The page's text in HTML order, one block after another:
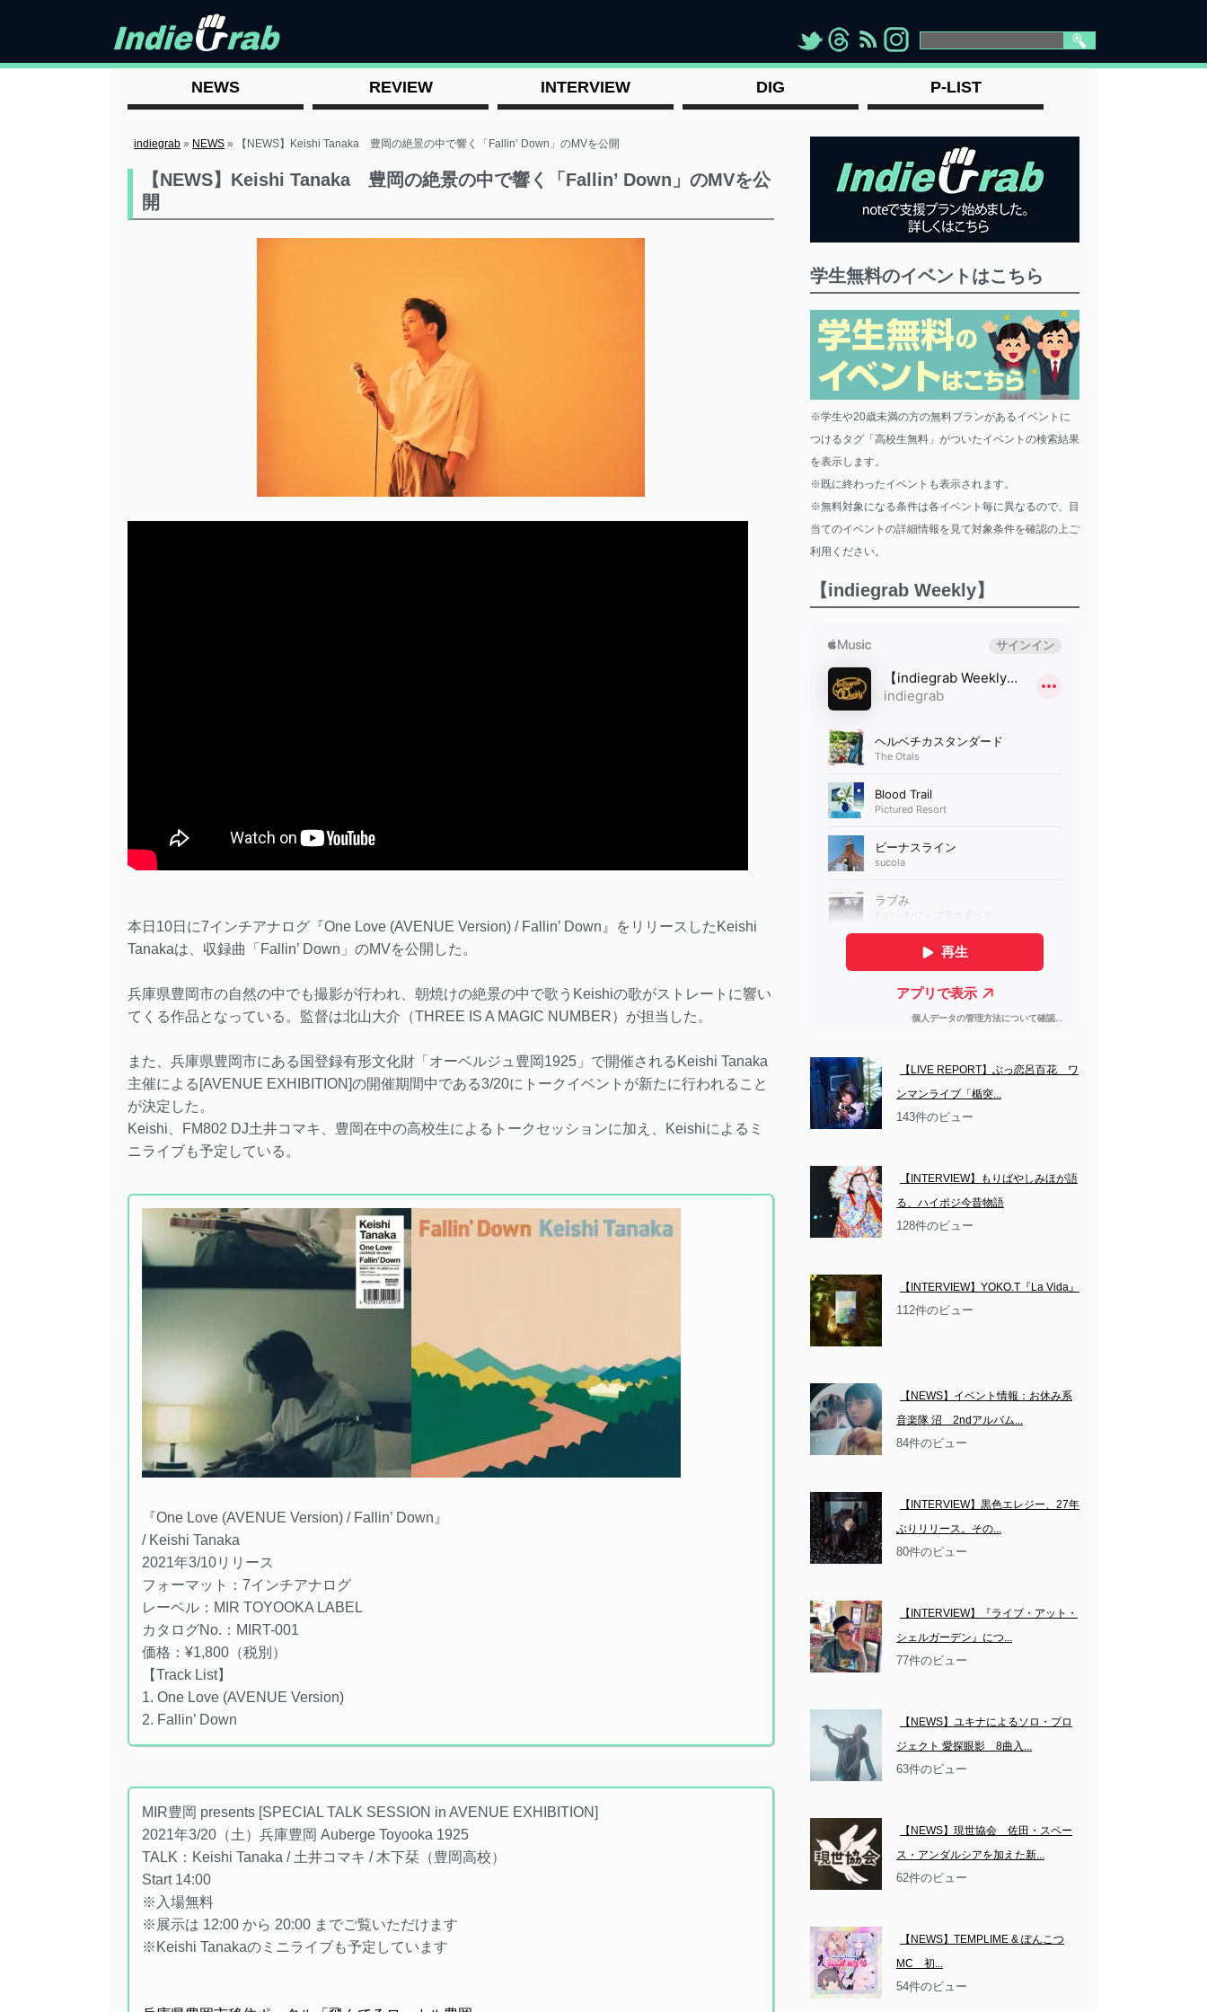
"> "> "> " >
NEWS REVIEW INTERVIEW DIG P-LIST
indiegrab » NEWS » 【NEWS】Keishi Tanaka 豊岡の絶景の中で響く「Fallin’ Down」のMVを公開
【NEWS】Keishi Tanaka 豊岡の絶景の中で響く「Fallin’ Down」のMVを公
開
本日10日に7インチアナログ『One Love (AVENUE Version) / Fallin’ Down』をリリースしたKeishi
Tanakaは、収録曲「Fallin’ Down」のMVを公開した。
兵庫県豊岡市の自然の中でも撮影が行われ、朝焼けの絶景の中で歌うKeishiの歌がストレートに響い
てくる作品となっている。監督は北山大介（THREE IS A MAGIC NUMBER）が担当した。
また、兵庫県豊岡市にある国登録有形文化財「オーベルジュ豊岡1925」で開催されるKeishi Tanaka
主催による[AVENUE EXHIBITION]の開催期間中である3/20にトークイベントが新たに行われること
が決定した。
Keishi、FM802 DJ土井コマキ、豊岡在中の高校生によるトークセッションに加え、Keishiによるミ
ニライブも予定している。
『One Love (AVENUE Version) / Fallin’ Down』
/ Keishi Tanaka
2021年3/10リリース
フォーマット：7インチアナログ
レーベル：MIR TOYOOKA LABEL
カタログNo.：MIRT-001
価格：¥1,800（税別）
【Track List】
1. One Love (AVENUE Version)
2. Fallin’ Down
MIR豊岡 presents [SPECIAL TALK SESSION in AVENUE EXHIBITION]
2021年3/20（土）兵庫豊岡 Auberge Toyooka 1925
TALK：Keishi Tanaka / 土井コマキ / 木下栞（豊岡高校）
Start 14:00
※入場無料
※展示は 12:00 から 20:00 までご覧いただけます
※Keishi Tanakaのミニライブも予定しています
学生無料のイベントはこちら
※学生や20歳未満の方の無料プランがあるイベントに
つけるタグ「高校生無料」がついたイベントの検索結果
を表示します。
※既に終わったイベントも表示されます。
※無料対象になる条件は各イベント毎に異なるので、目
当てのイベントの詳細情報を見て対象条件を確認の上ご
利用ください。
【indiegrab Weekly】
【LIVE REPORT】ぶっ恋呂百花　ワ
ンマンライブ「楯突...
143件のビュー
【INTERVIEW】もりばやしみほが語
る、ハイポジ今昔物語
128件のビュー
【INTERVIEW】YOKO.T『La Vida』
112件のビュー
【NEWS】イベント情報：お休み系
音楽隊 沼　2ndアルバム...
84件のビュー
【INTERVIEW】黒色エレジー、27年
ぶりリリース。その...
80件のビュー
【INTERVIEW】『ライブ・アット・
シェルガーデン』につ...
77件のビュー
【NEWS】ユキナによるソロ・プロ
ジェクト 愛探眼影　8曲入...
63件のビュー
【NEWS】現世協会　佐田・スペー
ス・アンダルシアを加えた新...
62件のビュー
【NEWS】TEMPLIME & ぽんこつ
MC　初...
54件のビュー